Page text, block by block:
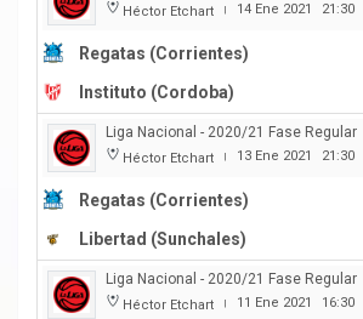
Héctor Etchart | 14 Ene 2021 21:30
Regatas (Corrientes)
Instituto (Cordoba)
Liga Nacional - 2020/21 Fase Regular
Héctor Etchart | 13 Ene 2021 21:30
Regatas (Corrientes)
Libertad (Sunchales)
Liga Nacional - 2020/21 Fase Regular
Héctor Etchart | 11 Ene 2021 16:30